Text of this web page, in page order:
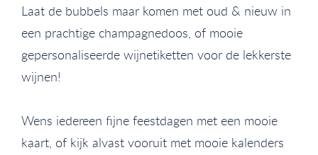
Laat de bubbels maar komen met oud & nieuw in
een prachtige champagnedoos, of mooie
gepersonaliseerde wijnetiketten voor de lekkerste
wijnen!
Wens iedereen fijne feestdagen met een mooie
kaart, of kijk alvast vooruit met mooie kalenders